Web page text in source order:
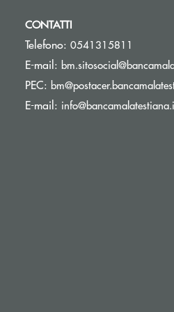
una nuova finestra
CONTATTI
Telefono: 0541315811
E-mail:
PEC:
E-mail: